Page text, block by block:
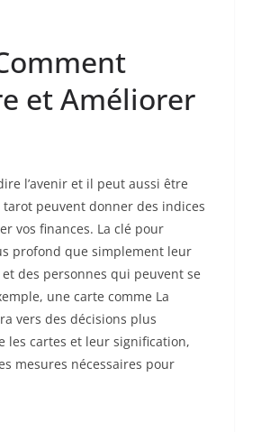
et Améliorer
l’avenir et il peut aussi être
peuvent donner des indices
vos finances. La clé pour
profond que simplement leur
des personnes qui peuvent se
une carte comme La
vers des décisions plus
les cartes et leur signification,
mesures nécessaires pour